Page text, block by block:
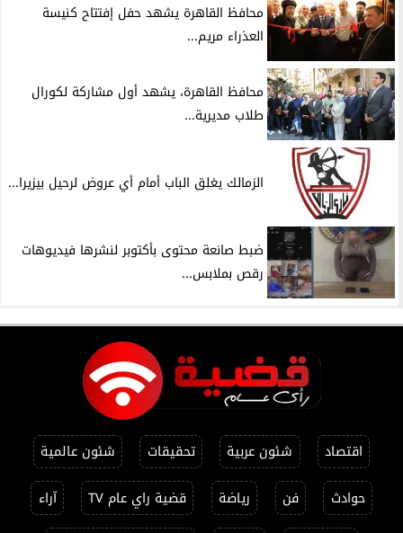
محافظ القاهرة يشهد حفل إفتتاح كنيسة
العذراء مريم...
محافظ القاهرة، يشهد أول مشاركة لكورال
طلاب مديرية...
الزمالك يغلق الباب أمام أي عروض لرحيل بيزيرا...
ضبط صانعة محتوى بأكتوبر لنشرها فيديوهات
رقص بملابس...
اقتصاد شئون عربية تحقيقات
شئون عالمية
حوادث
فن رياضة قضية راي عام TV
آراء